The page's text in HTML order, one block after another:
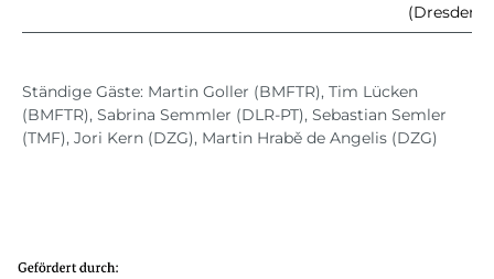
(Dresden)
Ständige Gäste: Martin Goller (BMFTR), Tim Lücken
(BMFTR), Sabrina Semmler (DLR-PT), Sebastian Semler
(TMF), Jori Kern (DZG), Martin Hrabě de Angelis (DZG)